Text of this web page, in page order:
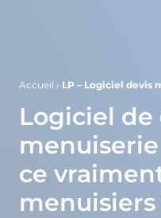
Accueil › LP – Logiciel devis
Logiciel de
ce
menuisiers